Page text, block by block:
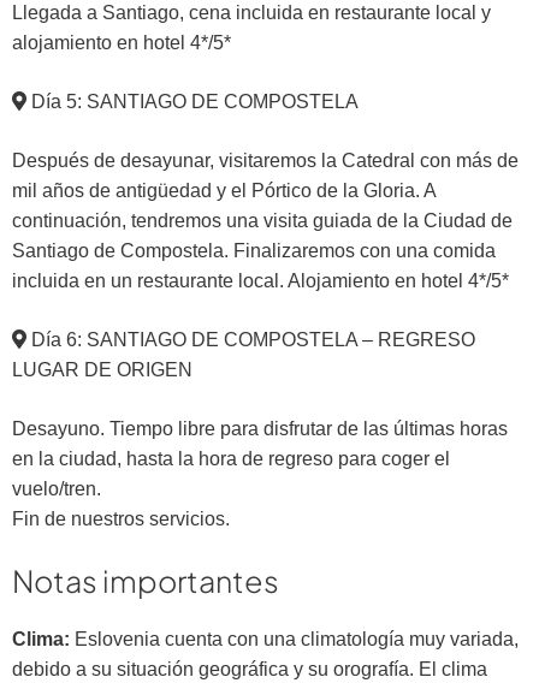
Llegada a Santiago, cena incluida en restaurante local y
alojamiento en hotel 4*/5*
Día 5: SANTIAGO DE COMPOSTELA
Después de desayunar, visitaremos la Catedral con más de
mil años de antigüedad y el Pórtico de la Gloria. A
continuación, tendremos una visita guiada de la Ciudad de
Santiago de Compostela. Finalizaremos con una comida
incluida en un restaurante local. Alojamiento en hotel 4*/5*
Día 6: SANTIAGO DE COMPOSTELA – REGRESO
LUGAR DE ORIGEN
Desayuno. Tiempo libre para disfrutar de las últimas horas
en la ciudad, hasta la hora de regreso para coger el
vuelo/tren.
Fin de nuestros servicios.
Notas importantes
Clima: Eslovenia cuenta con una climatología muy variada,
debido a su situación geográfica y su orografía. El clima